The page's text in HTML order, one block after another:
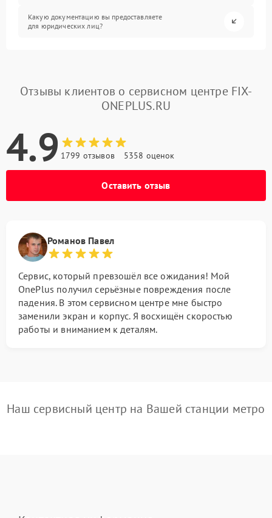
Какую документацию вы предоставляете
для юридических лиц?
Отзывы клиентов о сервисном центре FIX-
ONEPLUS.RU
4.9 1799 отзывов 5358 оценок
Оставить отзыв
Романов Павел
Сервис, который превзошёл все ожидания! Мой
OnePlus получил серьёзные повреждения после
падения. В этом сервисном центре мне быстро
заменили экран и корпус. Я восхищён скоростью
работы и вниманием к деталям.
Наш сервисный центр на Вашей станции метро